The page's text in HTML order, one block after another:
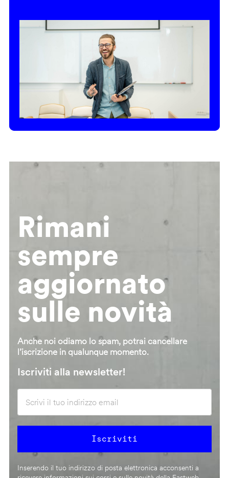
Rimani
sempre
aggiornato
sulle novità
Anche noi odiamo lo spam, potrai cancellare
l’iscrizione in qualunque momento.
Iscriviti alla newsletter!
Inserendo il tuo indirizzo di posta elettronica acconsenti a